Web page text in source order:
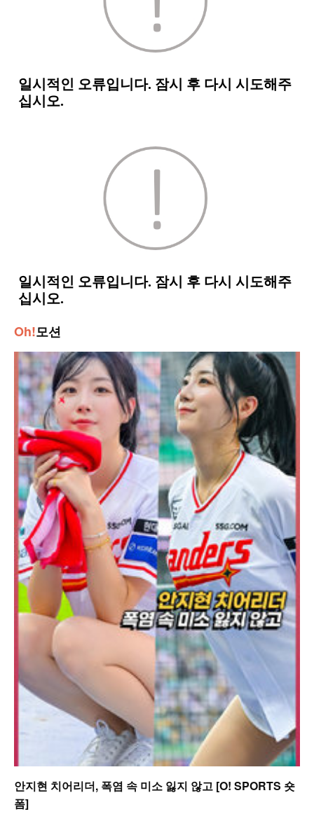
Oh!모션
안지현 치어리더, 폭염 속 미소 잃지 않고 [O! SPORTS 숏
폼]